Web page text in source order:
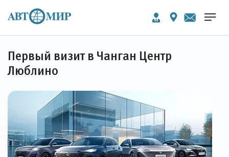
Первый визит в Чанган Центр
Люблино